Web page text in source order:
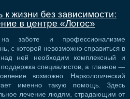
жизни без зависимости:
в центре «Логос»
заботе и профессионализме
с которой невозможно справиться в
ней необходим комплексный и
специалистов, а главное —
возможно. Наркологический
именно такую помощь. Здесь
лечение людям, страдающим от